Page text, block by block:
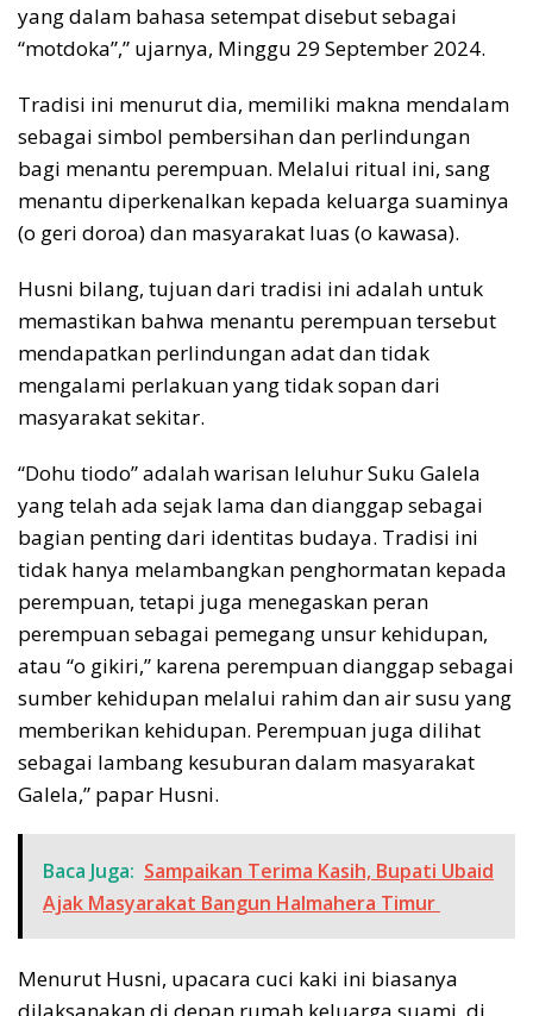
yang dalam bahasa setempat disebut sebagai
“motdoka”,” ujarnya, Minggu 29 September 2024.
Tradisi ini menurut dia, memiliki makna mendalam
sebagai simbol pembersihan dan perlindungan
bagi menantu perempuan. Melalui ritual ini, sang
menantu diperkenalkan kepada keluarga suaminya
(o geri doroa) dan masyarakat luas (o kawasa).
Husni bilang, tujuan dari tradisi ini adalah untuk
memastikan bahwa menantu perempuan tersebut
mendapatkan perlindungan adat dan tidak
mengalami perlakuan yang tidak sopan dari
masyarakat sekitar.
“Dohu tiodo” adalah warisan leluhur Suku Galela
yang telah ada sejak lama dan dianggap sebagai
bagian penting dari identitas budaya. Tradisi ini
tidak hanya melambangkan penghormatan kepada
perempuan, tetapi juga menegaskan peran
perempuan sebagai pemegang unsur kehidupan,
atau “o gikiri,” karena perempuan dianggap sebagai
sumber kehidupan melalui rahim dan air susu yang
memberikan kehidupan. Perempuan juga dilihat
sebagai lambang kesuburan dalam masyarakat
Galela,” papar Husni.
Baca Juga: Sampaikan Terima Kasih, Bupati Ubaid
Ajak Masyarakat Bangun Halmahera Timur
Menurut Husni, upacara cuci kaki ini biasanya